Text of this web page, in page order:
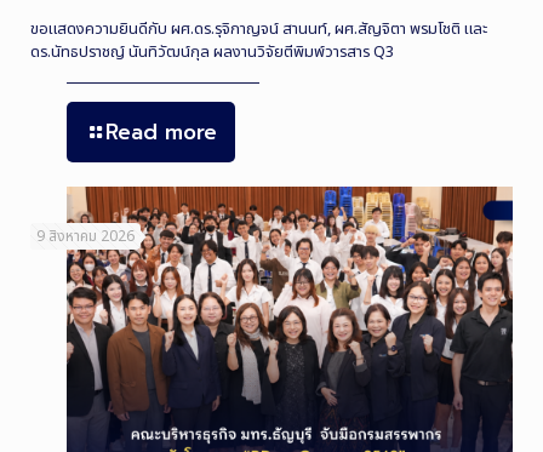
ขอแสดงความยินดีกับ ผศ.ดร.รุจิกาญจน์ สานนท์, ผศ.สัญจิตา พรมโชติ และ
ดร.นัทธปราชญ์ นันทิวัฒน์กุล ผลงานวิจัยตีพิมพ์วารสาร Q3
Read more
9 สิงหาคม 2026